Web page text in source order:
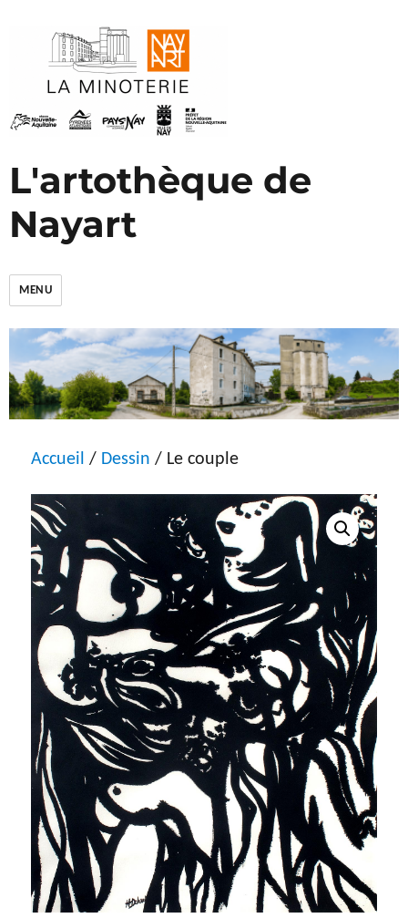
L'artothèque de
Nayart
MENU
Accueil / Dessin / Le couple